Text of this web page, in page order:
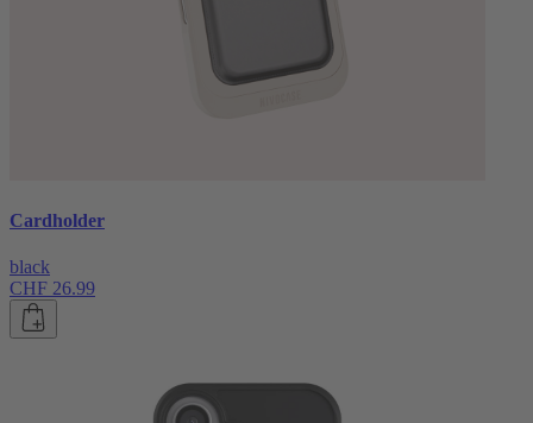
Cardholder
black
CHF 26.99